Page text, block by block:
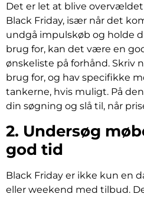
Det er let at blive
Black Friday, især når det
undgå impulskøb og holde
brug for, kan det være en
ønskeliste på forhånd. Skriv
brug for, og hav specifikke
tankerne, hvis muligt. På
din søgning og slå til, når
2. Undersøg
god tid
Black Friday er ikke kun en
eller weekend med tilbud.